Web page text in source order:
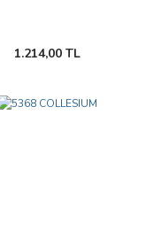
1.214,00 TL